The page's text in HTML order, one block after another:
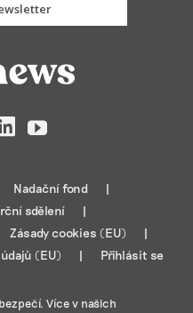
LinkedIn
YouTube
Nadační fond
sdělení
Zásady cookies (EU)
(EU)
Přihlásit se
Více v našich